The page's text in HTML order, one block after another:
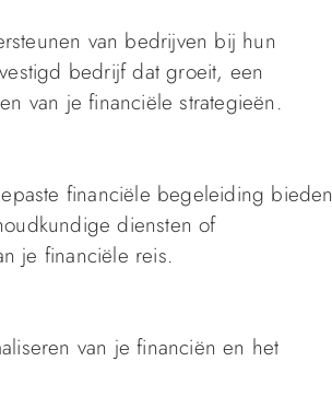
van bedrijven bij hun
bedrijf dat groeit, een
van je financiële strategieën.
financiële begeleiding bieden
diensten of
je financiële reis.
van je financiën en het